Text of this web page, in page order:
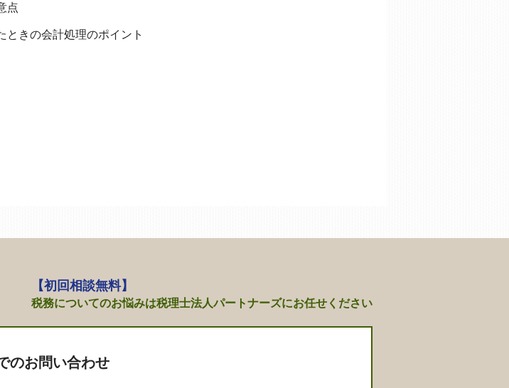
点
ときの会計処理のポイント
【初回相談無料】
税務についてのお悩みは税理士法人パートナーズにお任せください
のお問い合わせ